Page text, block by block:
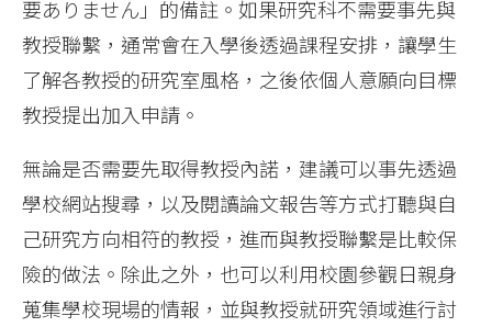
要ありません」的備註。如果研究科不需要事先與
教授聯繫，通常會在入學後透過課程安排，讓學生
了解各教授的研究室風格，之後依個人意願向目標
教授提出加入申請。
無論是否需要先取得教授內諾，建議可以事先透過
學校網站搜尋，以及閱讀論文報告等方式打聽與自
己研究方向相符的教授，進而與教授聯繫是比較保
險的做法。除此之外，也可以利用校園參觀日親身
蒐集學校現場的情報，並與教授就研究領域進行討